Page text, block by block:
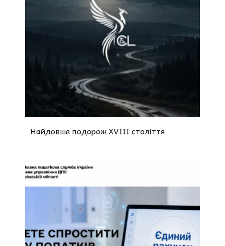
Найдовша подорож XVIII століття